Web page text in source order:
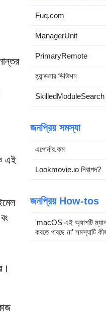
এই
Fuq.com
ManagerUnit
PrimaryRemote
হ্যান্ডলার ডিভিশন
SkilledModuleSearch
জনপ্রিয় সমস্যা
এপোর্নার.কম
Lookmovie.io নিরাপদ?
জনপ্রিয় How-tos
'macOS এই অ্যাপটি
করতে পারছে না' সমস্যাটি